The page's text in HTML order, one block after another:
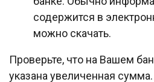
содержится в
можно скачать.
Проверьте, что на Вашем
указана увеличенная